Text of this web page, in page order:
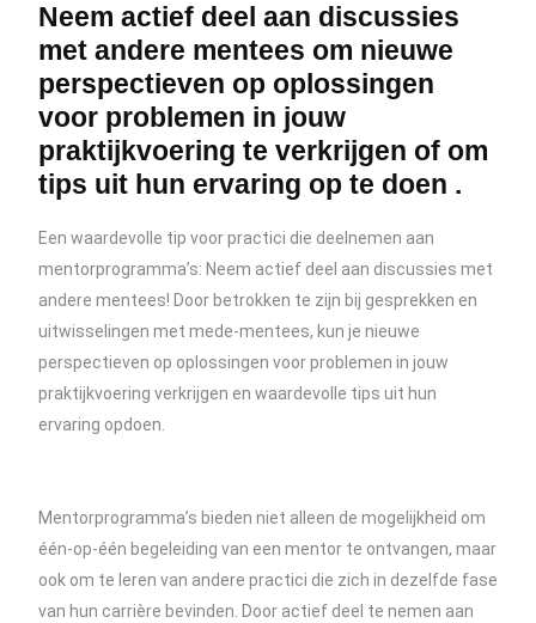
Neem actief deel aan discussies
met andere mentees om nieuwe
perspectieven op oplossingen
voor problemen in jouw
praktijkvoering te verkrijgen of om
tips uit hun ervaring op te doen .
Een waardevolle tip voor practici die deelnemen aan
mentorprogramma’s: Neem actief deel aan discussies met
andere mentees! Door betrokken te zijn bij gesprekken en
uitwisselingen met mede-mentees, kun je nieuwe
perspectieven op oplossingen voor problemen in jouw
praktijkvoering verkrijgen en waardevolle tips uit hun
ervaring opdoen.
Mentorprogramma’s bieden niet alleen de mogelijkheid om
één-op-één begeleiding van een mentor te ontvangen, maar
ook om te leren van andere practici die zich in dezelfde fase
van hun carrière bevinden. Door actief deel te nemen aan